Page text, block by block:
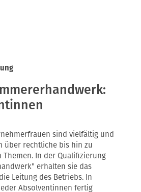
sind vielfältig und
über rechtliche bis hin zu
In der Qualifizierung
erhalten sie das
Leitung des Betriebs. In
Absolventinnen fertig